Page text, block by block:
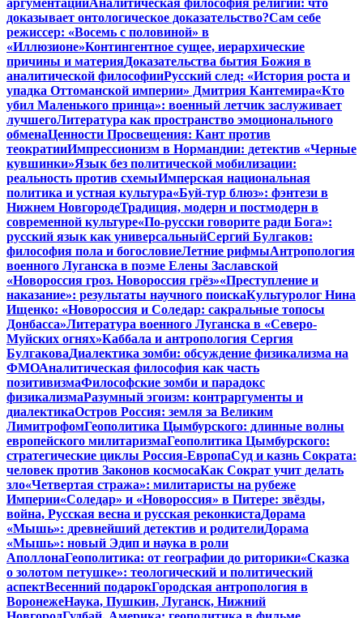
аргументацииАналитическая философия религии: что
доказывает онтологическое доказательство?Сам себе
режиссер: «Восемь с половиной» в
«Иллюзионе»Контингентное сущее, иерархические
причины и материяДоказательства бытия Божия в
аналитической философииРусский след: «История роста и
упадка Оттоманской империи» Дмитрия Кантемира«Кто
убил Маленького принца»: военный летчик заслуживает
лучшегоЛитература как пространство эмоционального
обменаЦенности Просвещения: Кант против
теократииИмпрессионизм в Нормандии: детектив «Черные
кувшинки»Язык без политической мобилизации:
реальность против схемыИмперская национальная
политика и устная культура«Буй-тур блюз»: фэнтези в
Нижнем НовгородеТрадиция, модерн и постмодерн в
современной культуре«По-русски говорите ради Бога»:
русский язык как универсальныйСергий Булгаков:
философия пола и богословиеЛетние рифмыАнтропология
военного Луганска в поэме Елены Заславской
«Новороссия гроз. Новороссия грёз»«Преступление и
наказание»: результаты научного поискаКультуролог Нина
Ищенко: «Новороссия и Соледар: сакральные топосы
Донбасса»Литература военного Луганска в «Северо-
Муйских огнях»Каббала и антропология Сергия
БулгаковаДиалектика зомби: обсуждение физикализма на
ФМОАналитическая философия как часть
позитивизмаФилософские зомби и парадокс
физикализмаРазумный эгоизм: контраргументы и
диалектикаОстров Россия: земля за Великим
ЛимитрофомГеополитика Цымбурского: длинные волны
европейского милитаризмаГеополитика Цымбурского:
стратегические циклы Россия-ЕвропаСуд и казнь Сократа:
человек против Законов космосаКак Сократ учит делать
зло«Четвертая стража»: милитаристы на рубеже
Империи«Соледар» и «Новороссия» в Питере: звёзды,
война, Русская весна и русская реконкистаДорама
«Мышь»: древнейший детектив и родителиДорама
«Мышь»: новый Эдип и наука в роли
АполлонаГеополитика: от географии до риторики«Сказка
о золотом петушке»: теологический и политический
аспектВесенний подарокГородская антропология в
ВоронежеНаука, Пушкин, Луганск, Нижний